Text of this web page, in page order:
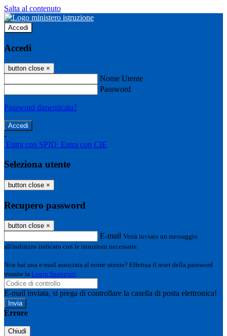
Salta al contenuto
Accedi
Accedi
button close ×
Nome Utente
Password
Password dimenticata?
-
Entra con SPID Entra con CIE
Seleziona utente
button close ×
Recupero password
button close ×
E-mail Verrà inviato un messaggio
all'indirizzo indicato con le istruzioni necessarie.
Non hai una e-mail associata al nome utente? Effettua il reset della password
tramite la Login Spaggiari
E-mail inviata, si prega di controllare la casella di posta elettronica!
Errore
Chiudi